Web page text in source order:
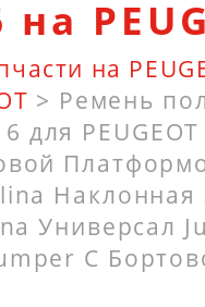
на
> Ремень
для
Наклонная
Универсал
C